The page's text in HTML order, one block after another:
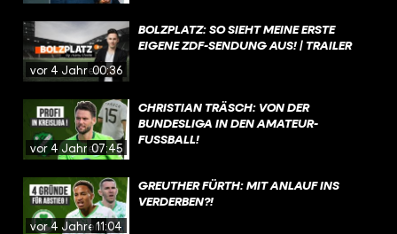
vor 4 Jahren00:36
BOLZPLATZ: SO SIEHT MEINE ERSTE
EIGENE ZDF-SENDUNG AUS! | TRAILER
vor 4 Jahren07:45
CHRISTIAN TRÄSCH: VON DER
BUNDESLIGA IN DEN AMATEUR-
FUSSBALL!
vor 4 Jahren11:04
GREUTHER FÜRTH: MIT ANLAUF INS
VERDERBEN?!